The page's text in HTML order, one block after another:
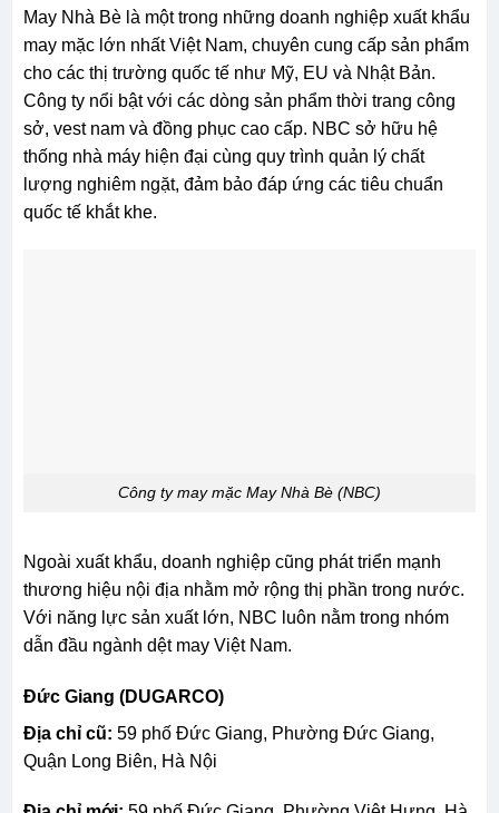
May Nhà Bè là một trong những doanh nghiệp xuất khẩu
may mặc lớn nhất Việt Nam, chuyên cung cấp sản phẩm
cho các thị trường quốc tế như Mỹ, EU và Nhật Bản.
Công ty nổi bật với các dòng sản phẩm thời trang công
sở, vest nam và đồng phục cao cấp. NBC sở hữu hệ
thống nhà máy hiện đại cùng quy trình quản lý chất
lượng nghiêm ngặt, đảm bảo đáp ứng các tiêu chuẩn
quốc tế khắt khe.
Công ty may mặc May Nhà Bè (NBC)
Ngoài xuất khẩu, doanh nghiệp cũng phát triển mạnh
thương hiệu nội địa nhằm mở rộng thị phần trong nước.
Với năng lực sản xuất lớn, NBC luôn nằm trong nhóm
dẫn đầu ngành dệt may Việt Nam.
Đức Giang (DUGARCO)
Địa chỉ cũ: 59 phố Đức Giang, Phường Đức Giang,
Quận Long Biên, Hà Nội